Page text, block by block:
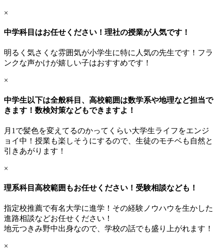
×
中学科目はお任せください！理社の授業が人気です！
明るく気さくな雰囲気が小学生に特に人気の先生です！フラ
ンクな声かけが嬉しい子はおすすめです！
×
中学生以下は全般科目、高校範囲は数学系や地理など担当で
きます！数検対策などもできますよ！
月1で髪色を変えてるのかってくらい大学生ライフをエンジ
ョイ中！授業も楽しそうにするので、生徒のモチベも自然と
引きあがります！
×
理系科目高校範囲もお任せください！受験相談なども！
指定校推薦で有名大学に進学！その経験ノウハウを生かした
進路相談などお任せください！
地元つきみ野中出身なので、学校の話でも盛り上がれます！
×